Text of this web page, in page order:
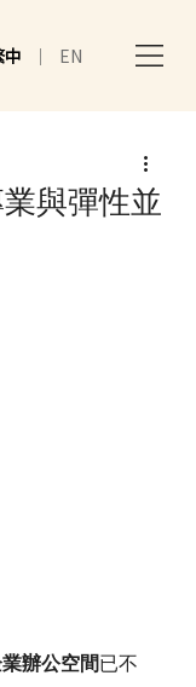
中 ｜ EN
與彈性並
辦公空間已不